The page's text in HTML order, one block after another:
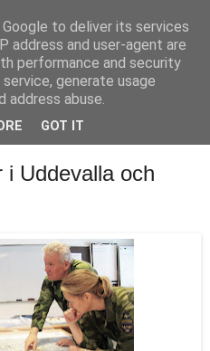
i Uddevalla och
to deliver its services
address and user-agent are
performance and security
generate usage
abuse.
GOT IT